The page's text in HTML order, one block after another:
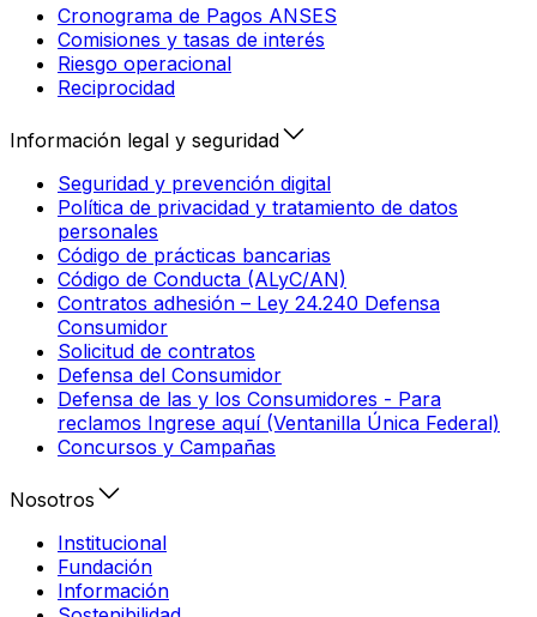
Cronograma de Pagos ANSES
Comisiones y tasas de interés
Riesgo operacional
Reciprocidad
Información legal y seguridad
Seguridad y prevención digital
Política de privacidad y tratamiento de datos
personales
Código de prácticas bancarias
Código de Conducta (ALyC/AN)
Contratos adhesión – Ley 24.240 Defensa
Consumidor
Solicitud de contratos
Defensa del Consumidor
Defensa de las y los Consumidores - Para
reclamos Ingrese aquí (Ventanilla Única Federal)
Concursos y Campañas
Nosotros
Institucional
Fundación
Información